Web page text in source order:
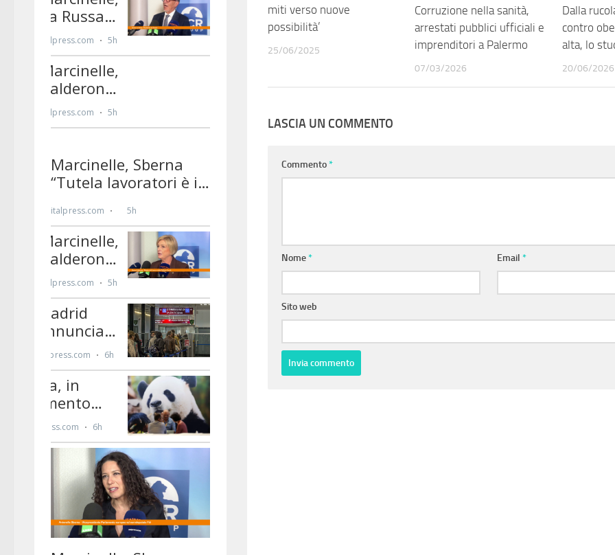
miti verso nuove
possibilità’
25/06/2025
Corruzione nella sanità,
arrestati pubblici ufficiali e
imprenditori a Palermo
07/03/2026
Dalla
contro
alta, lo
20/06/2026
LASCIA UN COMMENTO
Commento*
Nome* Email*
Sito web